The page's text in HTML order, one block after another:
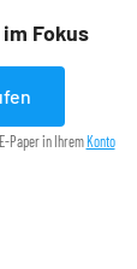
Fokus
Paper in Ihrem Konto